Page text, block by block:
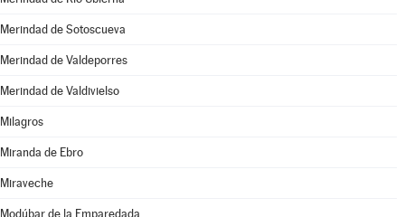
Merindad de Sotoscueva
Merindad de Valdeporres
Merindad de Valdivielso
Milagros
Miranda de Ebro
Miraveche
Modúbar de la Emparedada